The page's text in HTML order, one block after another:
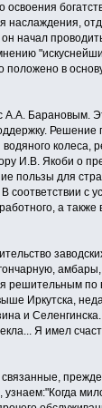
освоения
начал
в
А.А. Барановым.
колеса,
И.В. Якоби о
пользы для
с
а
решительным
Иркутска,
и
Я имел